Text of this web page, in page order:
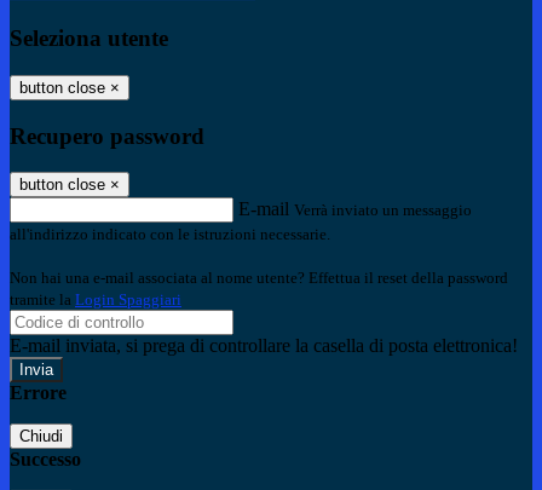
Seleziona utente
button close ×
Recupero password
button close ×
E-mail Verrà inviato un messaggio
all'indirizzo indicato con le istruzioni necessarie.
Non hai una e-mail associata al nome utente? Effettua il reset della password
tramite la Login Spaggiari
E-mail inviata, si prega di controllare la casella di posta elettronica!
Errore
Chiudi
Successo